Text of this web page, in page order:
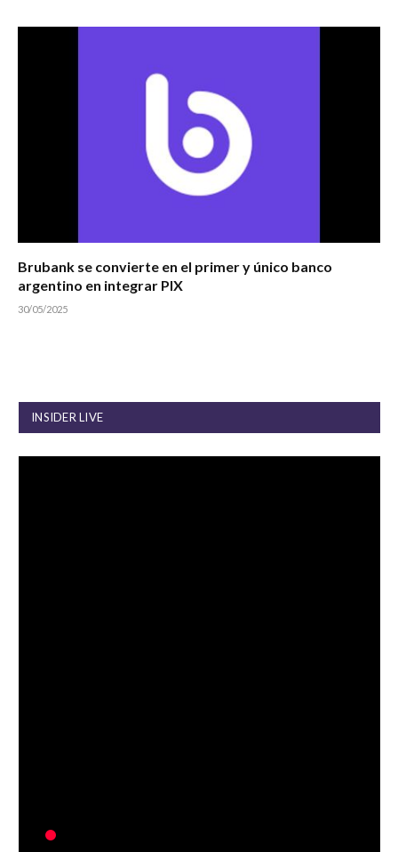
Brubank se convierte en el primer y único banco
argentino en integrar PIX
30/05/2025
INSIDER LIVE